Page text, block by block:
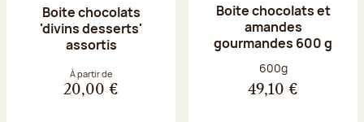
Boite chocolats
'divins desserts'
assortis
À partir de
20,00 €
Boite chocolats et
amandes
gourmandes 600 g
Poids net :
600g
49,10 €